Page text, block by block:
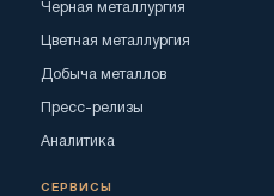
Черная металлургия
Цветная металлургия
Добыча металлов
Пресс-релизы
Аналитика
СЕРВИСЫ